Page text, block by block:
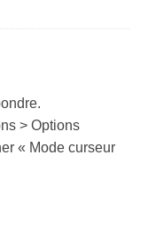
> Options
« Mode curseur